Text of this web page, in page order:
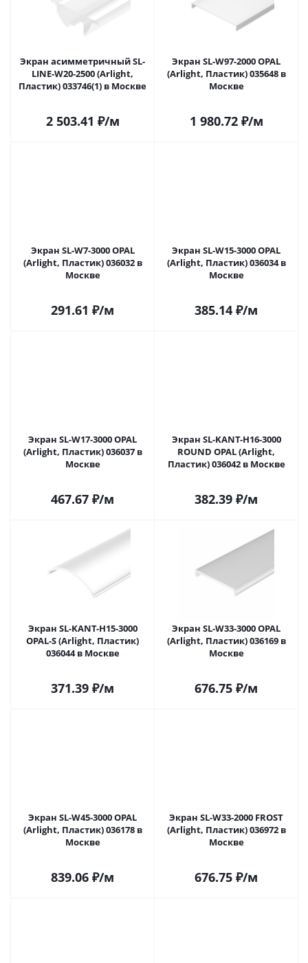
Экран асимметричный SL-
LINE-W20-2500 (Arlight,
Пластик) 033746(1) в Москве
2 503.41 ₽/м
Экран SL-W97-2000 OPAL
(Arlight, Пластик) 035648 в
Москве
1 980.72₽/м
Экран SL-W7-3000 OPAL
(Arlight, Пластик) 036032 в
Москве
291.61 ₽/м
Экран SL-W15-3000 OPAL
(Arlight, Пластик) 036034 в
Москве
385.14 ₽/м
Экран SL-W17-3000 OPAL
(Arlight, Пластик) 036037 в
Москве
467.67 ₽/м
Экран SL-KANT-H16-3000
ROUND OPAL (Arlight,
Пластик) 036042 в Москве
382.39 ₽/м
Экран SL-KANT-H15-3000
OPAL-S (Arlight, Пластик)
036044 в Москве
371.39 ₽/м
Экран SL-W33-3000 OPAL
(Arlight, Пластик) 036169 в
Москве
676.75 ₽/м
Экран SL-W45-3000 OPAL
(Arlight, Пластик) 036178 в
Москве
839.06 ₽/м
Экран SL-W33-2000 FROST
(Arlight, Пластик) 036972 в
Москве
676.75 ₽/м